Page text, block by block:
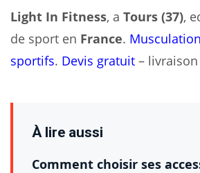
Light In Fitness, a Tours (37),
de sport en France.
sportifs. Devis gratuit – livraison
À lire aussi
Comment choisir ses